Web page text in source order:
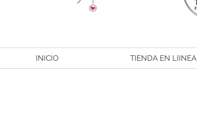
INICIO TIENDA EN LIINEA